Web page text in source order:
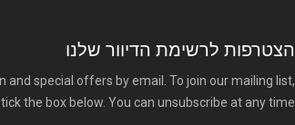
הצטרפות לרשימת הדיוור שלנו
special offers by email. To join our mailing list,
the box below. You can unsubscribe at any time.